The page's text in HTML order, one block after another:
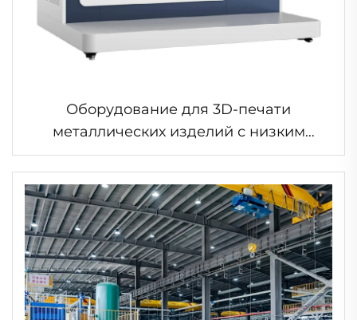
Оборудование для 3D-печати
металлических изделий с низким
уровнем напряжения KS281MS